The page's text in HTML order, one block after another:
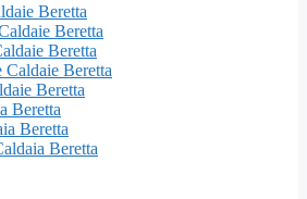
Beretta
Beretta
Beretta
Beretta
Beretta
Beretta
Beretta
Beretta